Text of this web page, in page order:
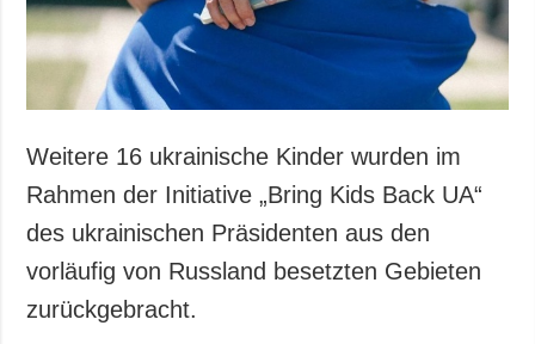
Weitere 16 ukrainische Kinder wurden im
Rahmen der Initiative „Bring Kids Back UA“
des ukrainischen Präsidenten aus den
vorläufig von Russland besetzten Gebieten
zurückgebracht.